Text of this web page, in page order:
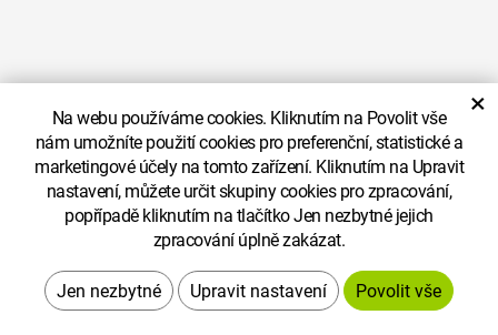
Na webu používáme cookies. Kliknutím na Povolit vše
nám umožníte použití cookies pro preferenční, statistické a
marketingové účely na tomto zařízení. Kliknutím na Upravit
nastavení, můžete určit skupiny cookies pro zpracování,
popřípadě kliknutím na tlačítko Jen nezbytné jejich
zpracování úplně zakázat.
Upravit nastavení
×
© Copyright ZEPO Jihlava spol. s r.o. Všechna práva vyhrazenaZobrazit
klasickou verzi